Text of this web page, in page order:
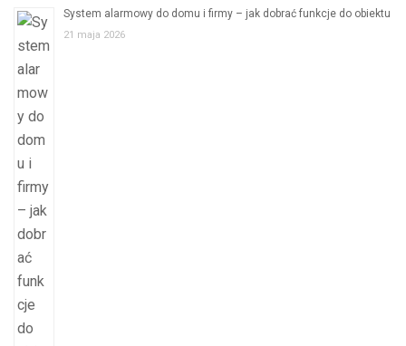
System alarmowy do domu i firmy – jak dobrać funkcje do obiektu
21 maja 2026